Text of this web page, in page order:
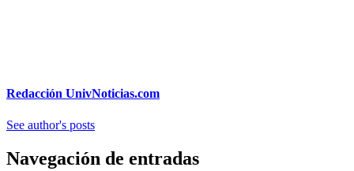
Redacción UnivNoticias.com
See author's posts
Navegación de entradas